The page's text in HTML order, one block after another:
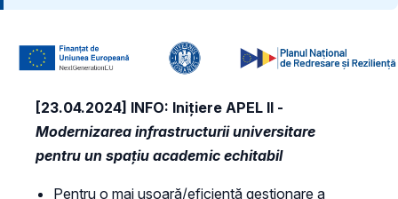
[23.04.2024] INFO: Inițiere APEL II -
Modernizarea infrastructurii universitare
pentru un spațiu academic echitabil
Pentru o mai ușoară/eficientă gestionare a